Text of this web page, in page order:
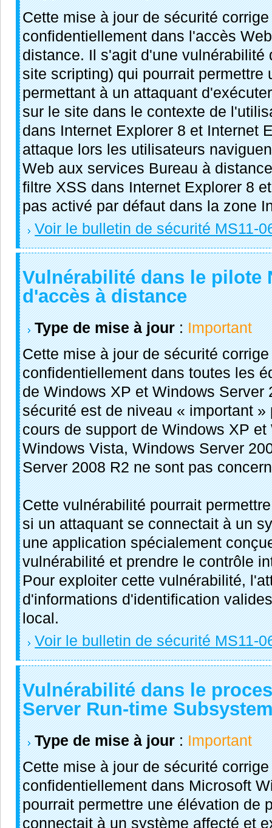
Cette mise à jour de sécurité
confidentiellement dans l'accès
distance. Il s'agit d'une vulnérabilité
site scripting) qui pourrait permettre
permettant à un attaquant
sur le site dans le contexte de
dans Internet Explorer 8 et Internet
attaque lors les utilisateurs
Web aux services Bureau à
filtre XSS dans Internet Explorer 8
pas activé par défaut dans la zone
Voir le bulletin de sécurité MS11-
Vulnérabilité dans le pilote
d'accès à distance
Type de mise à jour:Important
Cette mise à jour de sécurité
confidentiellement dans toutes les
de Windows XP et Windows Server
sécurité est de niveau « important
cours de support de Windows XP
Windows Vista, Windows Server
Server 2008 R2 ne sont pas
Cette vulnérabilité pourrait
si un attaquant se connectait à un
une application spécialement
vulnérabilité et prendre le contrôle
Pour exploiter cette vulnérabilité,
d'informations d'identification
local.
Voir le bulletin de sécurité MS11-
Vulnérabilité dans le
Server Run-time
Type de mise à jour:Important
Cette mise à jour de sécurité
confidentiellement dans Microsoft
pourrait permettre une élévation de
connectait à un système affecté et